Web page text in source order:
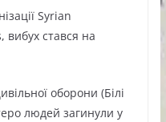
Syrian
стався на
оборони (Білі
людей загинули у